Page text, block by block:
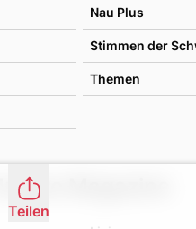
Nau Plus
Stimmen der
Themen
Unsere Magazine
Teilen